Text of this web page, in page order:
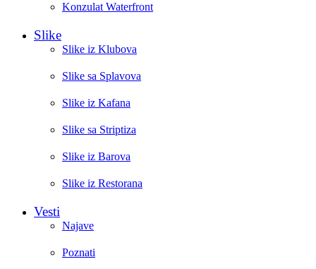
Konzulat Waterfront
Slike
Slike iz Klubova
Slike sa Splavova
Slike iz Kafana
Slike sa Striptiza
Slike iz Barova
Slike iz Restorana
Vesti
Najave
Poznati